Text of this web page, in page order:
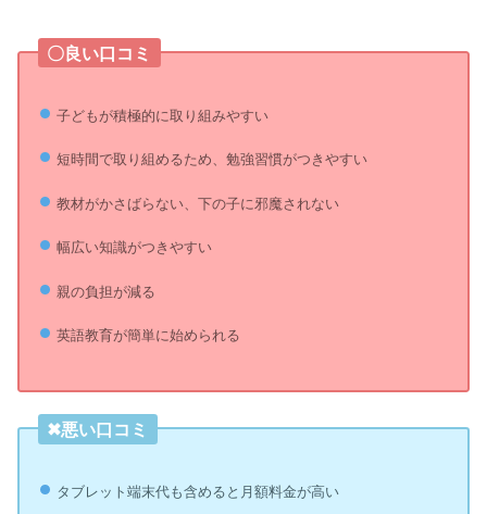
〇良い口コミ
子どもが積極的に取り組みやすい
短時間で取り組めるため、勉強習慣がつきやすい
教材がかさばらない、下の子に邪魔されない
幅広い知識がつきやすい
親の負担が減る
英語教育が簡単に始められる
✖悪い口コミ
タブレット端末代も含めると月額料金が高い